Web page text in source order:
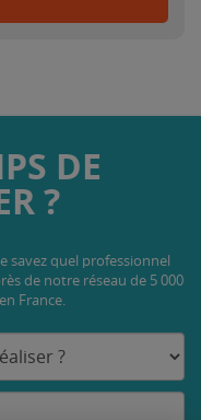
DE
?
savez quel professionnel
de notre réseau de 5 000
France.